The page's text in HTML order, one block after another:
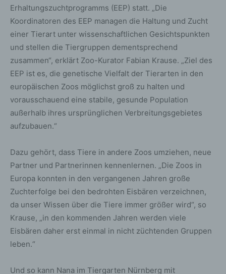
Erhaltungszuchtprogramms (EEP) statt. „Die
Koordinatoren des EEP managen die Haltung und Zucht
einer Tierart unter wissenschaftlichen Gesichtspunkten
und stellen die Tiergruppen dementsprechend
zusammen“, erklärt Zoo-Kurator Fabian Krause. „Ziel des
EEP ist es, die genetische Vielfalt der Tierarten in den
europäischen Zoos möglichst groß zu halten und
vorausschauend eine stabile, gesunde Population
außerhalb ihres ursprünglichen Verbreitungsgebietes
aufzubauen.“
Dazu gehört, dass Tiere in andere Zoos umziehen, neue
Partner und Partnerinnen kennenlernen. „Die Zoos in
Europa konnten in den vergangenen Jahren große
Zuchterfolge bei den bedrohten Eisbären verzeichnen,
da unser Wissen über die Tiere immer größer wird“, so
Krause, „in den kommenden Jahren werden viele
Eisbären daher erst einmal in nicht züchtenden Gruppen
leben.“
Und so kann Nana im Tiergarten Nürnberg mit